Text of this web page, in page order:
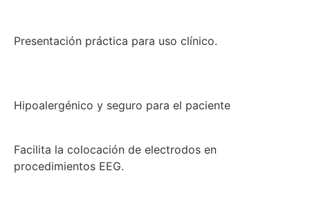
Presentación práctica para uso clínico.
Hipoalergénico y seguro para el paciente
Facilita la colocación de electrodos en
procedimientos EEG.